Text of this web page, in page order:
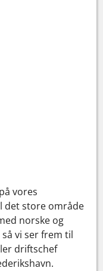
vores
det store område
norske og
vi ser frem til
driftschef